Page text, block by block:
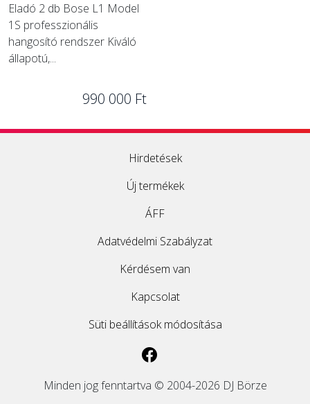
Eladó 2 db Bose L1 Model
1S professzionális
hangosító rendszer Kiváló
állapotú,...
990 000 Ft
Hirdetések
Új termékek
ÁFF
Adatvédelmi Szabályzat
Kérdésem van
Kapcsolat
Süti beállítások módosítása
Minden jog fenntartva © 2004-2026 DJ Börze